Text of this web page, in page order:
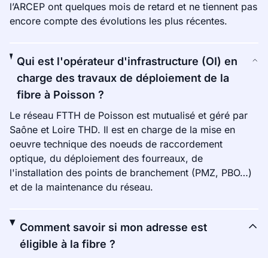
l’ARCEP ont quelques mois de retard et ne tiennent pas
encore compte des évolutions les plus récentes.
Qui est l'opérateur d'infrastructure (OI) en
charge des travaux de déploiement de la
fibre à Poisson ?
Le réseau FTTH de Poisson est mutualisé et géré par
Saône et Loire THD. Il est en charge de la mise en
oeuvre technique des noeuds de raccordement
optique, du déploiement des fourreaux, de
l'installation des points de branchement (PMZ, PBO…)
et de la maintenance du réseau.
Comment savoir si mon adresse est
éligible à la fibre ?